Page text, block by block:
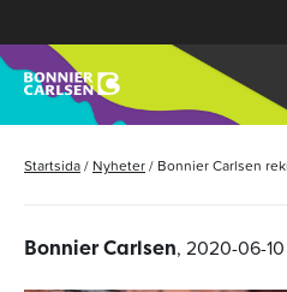
Startsida/ Nyheter/ Bonnier Carlsen
Bonnier Carlsen, 2020-06-10